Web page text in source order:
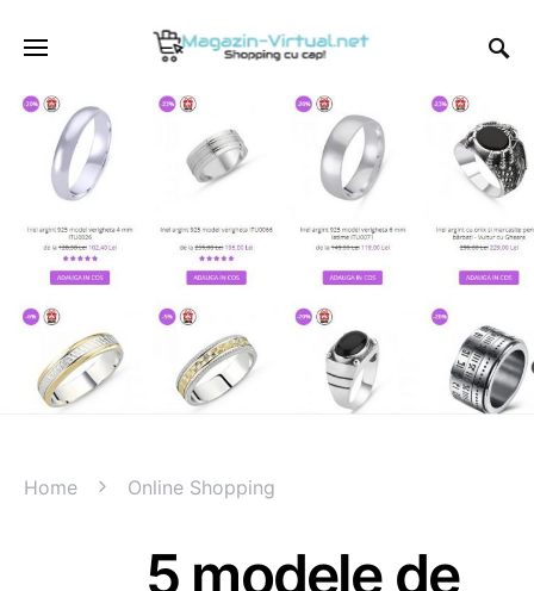
Home Online Shopping
5 modele de